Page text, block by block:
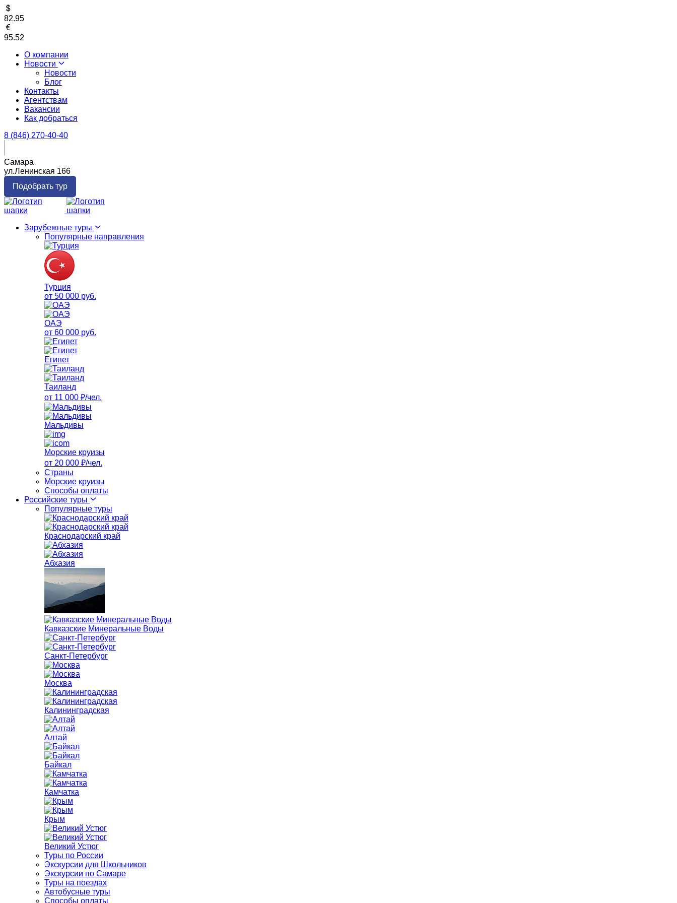
82.95
95.52
О компании
Новости
Новости
Блог
Контакты
Агентствам
Вакансии
Как добраться
8 (846) 270-40-40
Самара
ул.Ленинская 166
Подобрать тур
Зарубежные туры
Популярные направления
Турция
от 50 000 руб.
ОАЭ
от 60 000 руб.
Египет
Таиланд
от 11 000 ₽/чел.
Мальдивы
Морские круизы
от 20 000 ₽/чел.
Страны
Морские круизы
Способы оплаты
Российские туры
Популярные туры
Краснодарский край
Абхазия
Кавказские Минеральные Воды
Санкт-Петербург
Москва
Калининградская
Алтай
Байкал
Камчатка
Крым
Великий Устюг
Туры по России
Экскурсии для Школьников
Экскурсии по Самаре
Туры на поездах
Автобусные туры
Способы оплаты